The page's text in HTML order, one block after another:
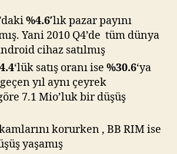
%4.6′lık pazar payını
Yani 2010 Q4’de tüm dünya
cihaz satılmış
‘lük satış oranı ise %30.6‘ya
yıl aynı çeyrek
7.1 Mio’luk bir düşüş
korurken , BB RIM ise
yaşamış